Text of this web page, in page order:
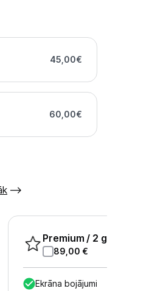
Premium / 2 gadi
89,00 €
Ekrāna bojājumi
45,00€
60,00€